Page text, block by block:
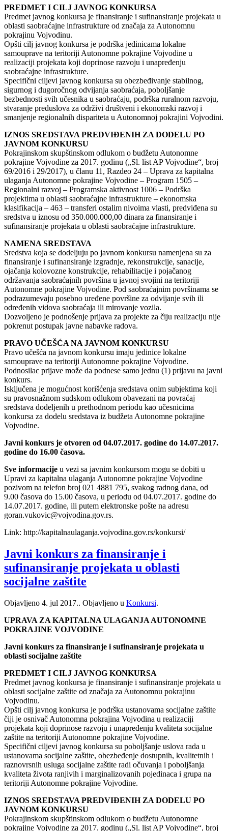
PREDMET I CILJ JAVNOG KONKURSA
Predmet javnog konkursa je finansiranje i sufinansiranje projekata u
oblasti saobraćajne infrastrukture od značaja za Autonomnu
pokrajinu Vojvodinu.
Opšti cilj javnog konkursa je podrška jedinicama lokalne
samouprave na teritoriji Autonomne pokrajine Vojvodine u
realizaciji projekata koji doprinose razvoju i unapređenju
saobraćajne infrastrukture.
Specifični ciljevi javnog konkursa su obezbeđivanje stabilnog,
sigurnog i dugoročnog odvijanja saobraćaja, poboljšanje
bezbednosti svih učesnika u saobraćaju, podrška ruralnom razvoju,
stvaranje preduslova za održivi društveni i ekonomski razvoj i
smanjenje regionalnih dispariteta u Autonomnoj pokrajini Vojvodini.
IZNOS SREDSTAVA PREDVIĐENIH ZA DODELU PO
JAVNOM KONKURSU
Pokrajinskom skupštinskom odlukom o budžetu Autonomne
pokrajine Vojvodine za 2017. godinu („Sl. list AP Vojvodine“, broj
69/2016 i 29/2017), u članu 11, Razdeo 24 – Uprava za kapitalna
ulaganja Autonomne pokrajine Vojvodine – Program 1505 –
Regionalni razvoj – Programska aktivnost 1006 – Podrška
projektima u oblasti saobraćajne infrastrukture – ekonomska
klasifikacija – 463 – transferi ostalim nivoima vlasti, predviđena su
sredstva u iznosu od 350.000.000,00 dinara za finansiranje i
sufinansiranje projekata u oblasti saobraćajne infrastrukture.
NAMENA SREDSTAVA
Sredstva koja se dodeljuju po javnom konkursu namenjena su za
finansiranje i sufinansiranje izgradnje, rekonstrukcije, sanacije,
ojačanja kolovozne konstrukcije, rehabilitacije i pojačanog
održavanja saobraćajnih površina u javnoj svojini na teritoriji
Autonomne pokrajine Vojvodine. Pod saobraćajnim površinama se
podrazumevaju posebno uređene površine za odvijanje svih ili
određenih vidova saobraćaja ili mirovanje vozila.
Dozvoljeno je podnošenje prijava za projekte za čiju realizaciju nije
pokrenut postupak javne nabavke radova.
PRAVO UČEŠĆA NA JAVNOM KONKURSU
Pravo učešća na javnom konkursu imaju jedinice lokalne
samouprave na teritoriji Autonomne pokrajine Vojvodine.
Podnosilac prijave može da podnese samo jednu (1) prijavu na javni
konkurs.
Isključena je mogućnost korišćenja sredstava onim subjektima koji
su pravosnažnom sudskom odlukom obavezani na povraćaj
sredstava dodeljenih u prethodnom periodu kao učesnicima
konkursa za dodelu sredstava iz budžeta Autonomne pokrajine
Vojvodine.
Javni konkurs je otvoren od 04.07.2017. godine do 14.07.2017.
godine do 16.00 časova.
Sve informacije u vezi sa javnim konkursom mogu se dobiti u
Upravi za kapitalna ulaganja Autonomne pokrajine Vojvodine
pozivom na telefon broj 021 4881 795, svakog radnog dana, od
9.00 časova do 15.00 časova, u periodu od 04.07.2017. godine do
14.07.2017. godine, ili putem elektronske pošte na adresu
goran.vukovic@vojvodina.gov.rs.
Link: http://kapitalnaulaganja.vojvodina.gov.rs/konkursi/
Javni konkurs za finansiranje i
sufinansiranje projekata u oblasti
socijalne zaštite
Objavljeno 4. jul 2017.. Objavljeno u Konkursi.
UPRAVA ZA KAPITALNA ULAGANJA AUTONOMNE
POKRAJINE VOJVODINE
Javni konkurs za finansiranje i sufinansiranje projekata u
oblasti socijalne zaštite
PREDMET I CILJ JAVNOG KONKURSA
Predmet javnog konkursa je finansiranje i sufinansiranje projekata u
oblasti socijalne zaštite od značaja za Autonomnu pokrajinu
Vojvodinu.
Opšti cilj javnog konkursa je podrška ustanovama socijalne zaštite
čiji je osnivač Autonomna pokrajina Vojvodina u realizaciji
projekata koji doprinose razvoju i unapređenju kvaliteta socijalne
zaštite na teritoriji Autonomne pokrajine Vojvodine.
Specifični ciljevi javnog konkursa su poboljšanje uslova rada u
ustanovama socijalne zaštite, obezbeđenje dostupnih, kvalitetnih i
raznovrsnih usluga socijalne zaštite radi očuvanja i poboljšanja
kvaliteta života ranjivih i marginalizovanih pojedinaca i grupa na
teritoriji Autonomne pokrajine Vojvodine.
IZNOS SREDSTAVA PREDVIĐENIH ZA DODELU PO
JAVNOM KONKURSU
Pokrajinskom skupštinskom odlukom o budžetu Autonomne
pokrajine Vojvodine za 2017. godinu („Sl. list AP Vojvodine“, broj